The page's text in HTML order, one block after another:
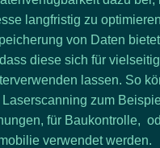
langfristig zu
von Daten
diese sich für
lassen. So
zum
, für Baukontrolle,
verwendet werden.